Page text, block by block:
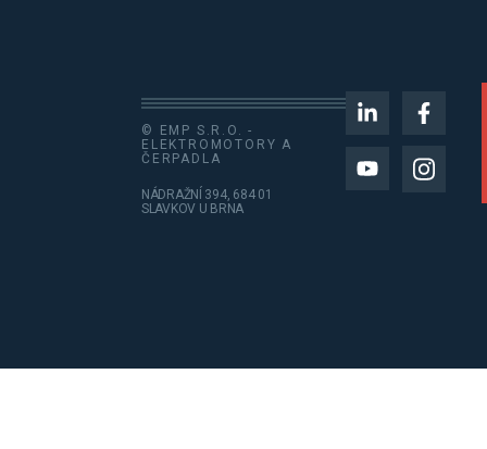
© EMP S.R.O. -
ELEKTROMOTORY A
ČERPADLA
NÁDRAŽNÍ 394, 684 01
SLAVKOV U BRNA